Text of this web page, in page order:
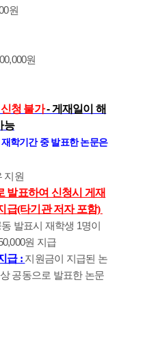
원
원
청 불가- 게재일이 해
능
학기간 중 발표한 논문은
지원
발표하여 신청시 게재
급(타기관 저자 포함)
발표시 재학생 1명이
원 지급
급 : 지원금이 지급된 논
공동으로 발표한 논문